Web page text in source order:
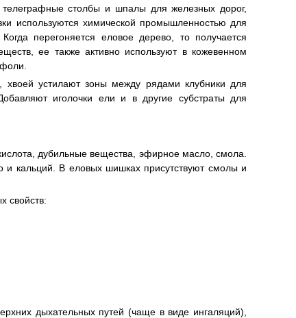
столбы и шпалы для железных дорог,
используются химической промышленностью для
перегоняется еловое дерево, то получается
ее также активно используют в кожевенном
устилают зоны между рядами клубники для
иголочки ели и в другие субстраты для
дубильные вещества, эфирное масло, смола.
кальций. В еловых шишках присутствуют смолы и
свойств:
дыхательных путей (чаще в виде ингаляций),